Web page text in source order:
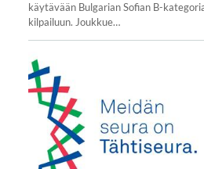
käytävään Bulgarian Sofian B-
kilpailuun. Joukkue…